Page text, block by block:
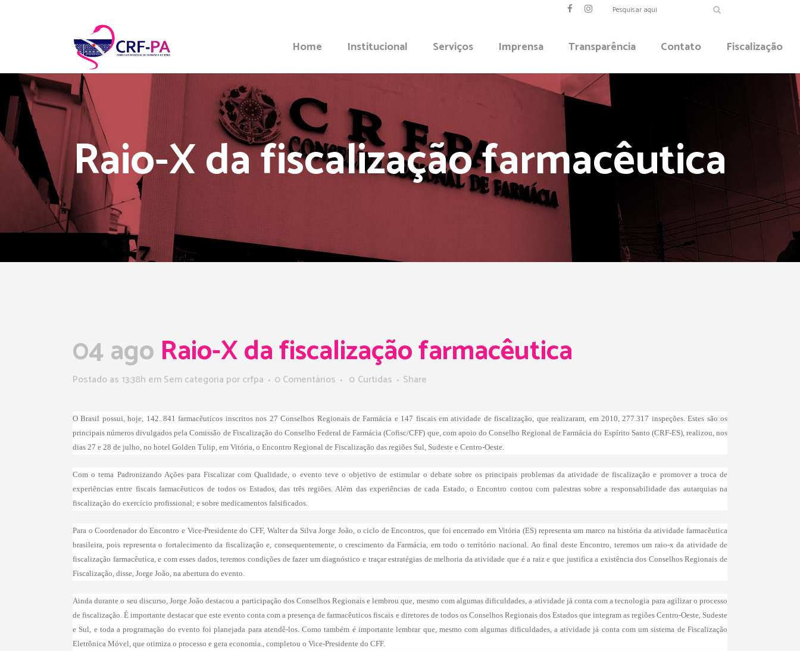
Home Institucional Serviços Imprensa Transparência Contato Fiscalização
Raio-X da fiscalização farmacêutica
04 ago Raio-X da fiscalização farmacêutica
Postado as 13:38h em Sem categoria porcrfpa 0 Comentários 0 Curtidas Share
O Brasil possui, hoje, 142. 841 farmacêuticos inscritos nos 27 Conselhos Regionais de Farmácia e 147 fiscais em atividade de fiscalização, que realizaram, em 2010, 277.317 inspeções. Estes são os
principais números divulgados pela Comissão de Fiscalização do Conselho Federal de Farmácia (Cofisc/CFF) que, com apoio do Conselho Regional de Farmácia do Espírito Santo (CRF-ES), realizou, nos
dias 27 e 28 de julho, no hotel Golden Tulip, em Vitória, o Encontro Regional de Fiscalização das regiões Sul, Sudeste e Centro-Oeste.
Com o tema Padronizando Ações para Fiscalizar com Qualidade, o evento teve o objetivo de estimular o debate sobre os principais problemas da atividade de fiscalização e promover a troca de
experiências entre fiscais farmacêuticos de todos os Estados, das três regiões. Além das experiências de cada Estado, o Encontro contou com palestras sobre a responsabilidade das autarquias na
fiscalização do exercício profissional; e sobre medicamentos falsificados.
Para o Coordenador do Encontro e Vice-Presidente do CFF, Walter da Silva Jorge João, o ciclo de Encontros, que foi encerrado em Vitória (ES) representa um marco na história da atividade farmacêutica
brasileira, pois representa o fortalecimento da fiscalização e, consequentemente, o crescimento da Farmácia, em todo o território nacional. Ao final deste Encontro, teremos um raio-x da atividade de
fiscalização farmacêutica, e com esses dados, teremos condições de fazer um diagnóstico e traçar estratégias de melhoria da atividade que é a raiz e que justifica a existência dos Conselhos Regionais de
Fiscalização, disse, Jorge João, na abertura do evento.
Ainda durante o seu discurso, Jorge João destacou a participação dos Conselhos Regionais e lembrou que, mesmo com algumas dificuldades, a atividade já conta com a tecnologia para agilizar o processo
de fiscalização. É importante destacar que este evento conta com a presença de farmacêuticos fiscais e diretores de todos os Conselhos Regionais dos Estados que integram as regiões Centro-Oeste, Sudeste
e Sul, e toda a programação do evento foi planejada para atendê-los. Como também é importante lembrar que, mesmo com algumas dificuldades, a atividade já conta com um sistema de Fiscalização
Eletrônica Móvel, que otimiza o processo e gera economia., completou o Vice-Presidente do CFF.